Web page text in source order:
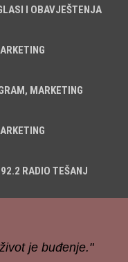
I OBAVJEŠTENJA
MARKETING
RADIO TEŠANJ
je buđenje."